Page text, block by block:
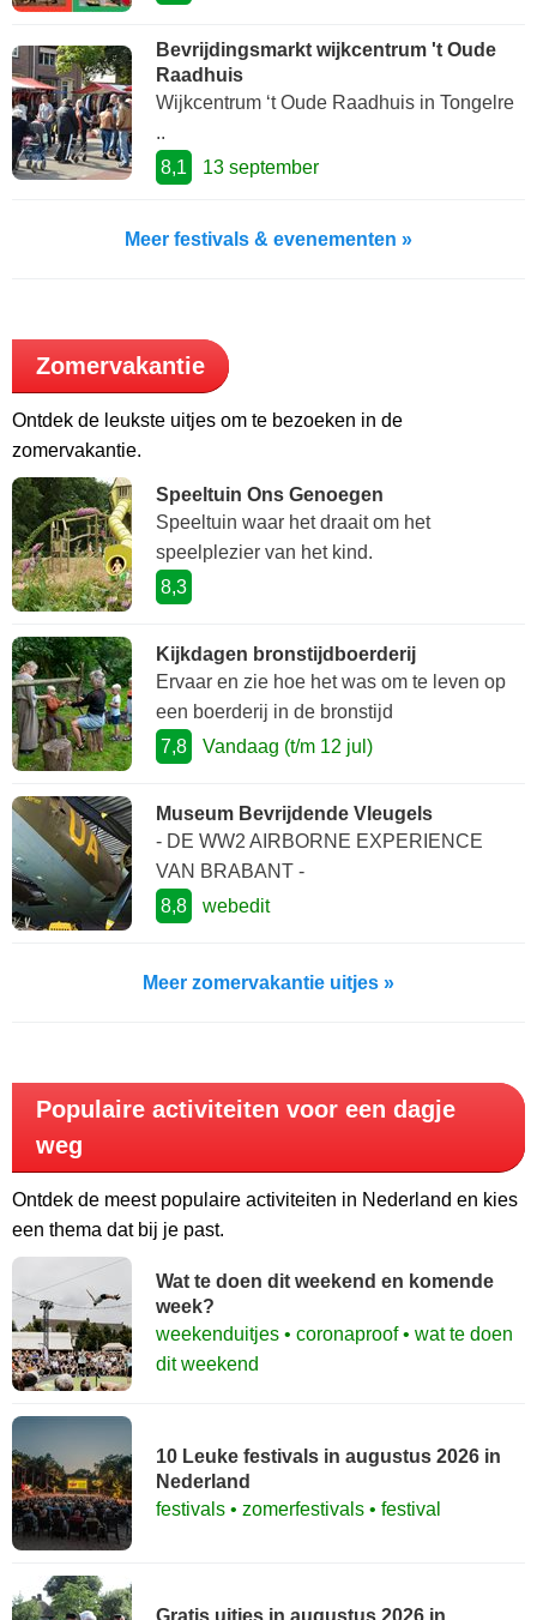
Bevrijdingsmarkt wijkcentrum 't Oude
Raadhuis
Wijkcentrum ‘t Oude Raadhuis in Tongelre
..
8,1
13 september
Meer festivals & evenementen »
Zomervakantie
Ontdek de leukste uitjes om te bezoeken in de
zomervakantie.
Speeltuin Ons Genoegen
Speeltuin waar het draait om het
speelplezier van het kind.
8,3
Kijkdagen bronstijdboerderij
Ervaar en zie hoe het was om te leven op
een boerderij in de bronstijd
7,8
Vandaag (t/m 12 jul)
Museum Bevrijdende Vleugels
- DE WW2 AIRBORNE EXPERIENCE
VAN BRABANT -
8,8
webedit
Meer zomervakantie uitjes »
Populaire activiteiten voor een dagje
weg
Ontdek de meest populaire activiteiten in Nederland en kies
een thema dat bij je past.
Wat te doen dit weekend en komende
week?
weekenduitjes • coronaproof • wat te doen
dit weekend
10 Leuke festivals in augustus 2026 in
Nederland
festivals • zomerfestivals • festival
Gratis uitjes in augustus 2026 in